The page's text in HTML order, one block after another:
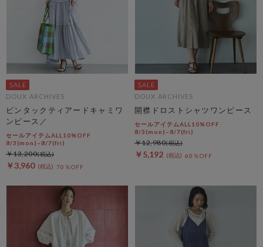
DOUX ARCHIVES
ピンタックティアードキャミワ
ンピース／
セールアイテムALL10%OFF
8/3(mon)~8/7(fri)
￥3,960 70％OFF
￥13,200
DOUX ARCHIVES
開襟ドロストシャツワンピース
セールアイテムALL10%OFF
8/3(mon)~8/7(fri)
￥5,192 60％OFF
￥12,980